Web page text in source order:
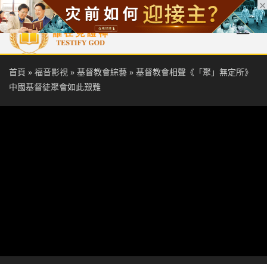
首頁 每日靈糧 天國福音 基督徒見證 信仰解答 聖經
首頁 » 福音影視 » 基督教會綜藝 » 基督教會相聲《「聚」無定所》
中國基督徒聚會如此艱難